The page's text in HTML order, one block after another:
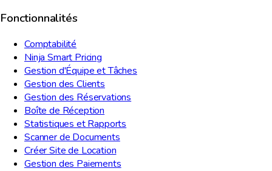
Fonctionnalités
Comptabilité
Ninja Smart Pricing
Gestion d'Équipe et Tâches
Gestion des Clients
Gestion des Réservations
Boîte de Réception
Statistiques et Rapports
Scanner de Documents
Créer Site de Location
Gestion des Paiements